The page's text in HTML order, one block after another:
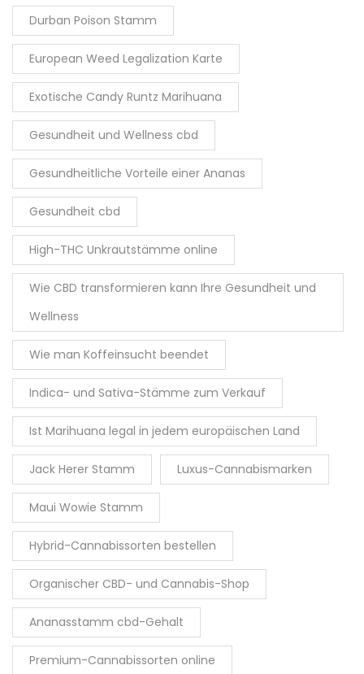
Durban Poison Stamm
European Weed Legalization Karte
Exotische Candy Runtz Marihuana
Gesundheit und Wellness cbd
Gesundheitliche Vorteile einer Ananas
Gesundheit cbd
High-THC Unkrautstämme online
Wie CBD transformieren kann Ihre Gesundheit und
Wellness
Wie man Koffeinsucht beendet
Indica- und Sativa-Stämme zum Verkauf
Ist Marihuana legal in jedem europäischen Land
Jack Herer Stamm Luxus-Cannabismarken
Maui Wowie Stamm
Hybrid-Cannabissorten bestellen
Organischer CBD- und Cannabis-Shop
Ananasstamm cbd-Gehalt
Premium-Cannabissorten online